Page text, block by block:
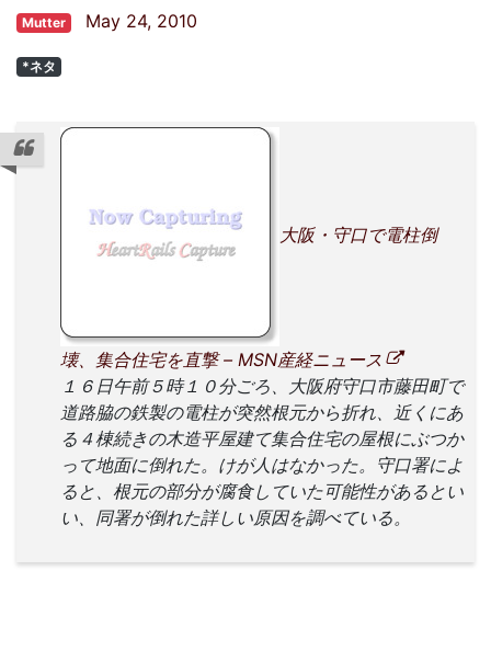
Mutter May 24, 2010
*ネタ
大阪・守口で電柱倒
壊、集合住宅を直撃 – MSN産経ニュース
１６日午前５時１０分ごろ、大阪府守口市藤田町で
道路脇の鉄製の電柱が突然根元から折れ、近くにあ
る４棟続きの木造平屋建て集合住宅の屋根にぶつか
って地面に倒れた。けが人はなかった。守口署によ
ると、根元の部分が腐食していた可能性があるとい
い、同署が倒れた詳しい原因を調べている。